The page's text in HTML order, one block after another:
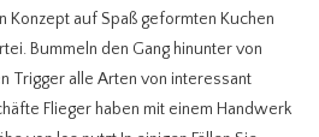
Konzept auf Spaß geformten Kuchen
Bummeln den Gang hinunter von
Trigger alle Arten von interessant
Flieger haben mit einem Handwerk